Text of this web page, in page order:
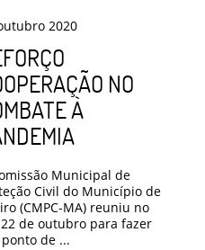
2020
NO
À
Municipal de
Civil do Município de
(CMPC-MA) reuniu no
de outubro para fazer
de ...